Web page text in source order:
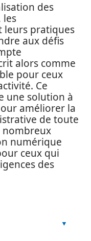
des
les
leurs pratiques
aux défis
alors comme
pour ceux
Ce
une solution à
améliorer la
de toute
nombreux
numérique
ceux qui
des